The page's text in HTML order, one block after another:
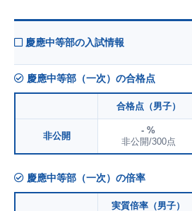
慶應中等部の入試情報
慶應中等部（一次）の合格点
合格点（男子）
非公開
- %
非公開/300点
慶應中等部（一次）の倍率
実質倍率（男子）